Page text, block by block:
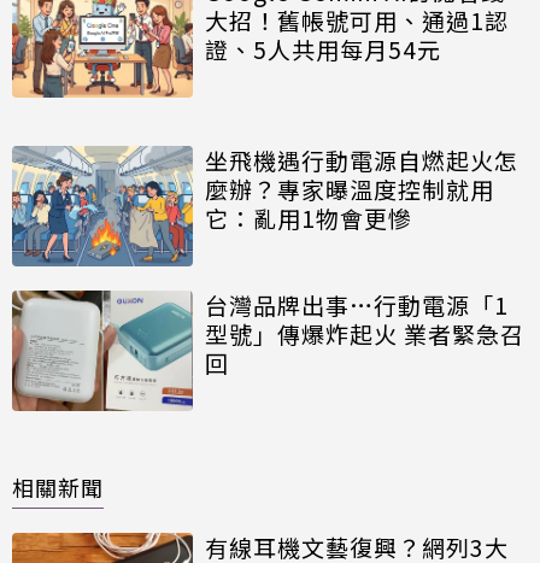
大招！舊帳號可用、通過1認
證、5人共用每月54元
坐飛機遇行動電源自燃起火怎
麼辦？專家曝溫度控制就用
它：亂用1物會更慘
台灣品牌出事…行動電源「1
型號」傳爆炸起火 業者緊急召
回
相關新聞
有線耳機文藝復興？網列3大